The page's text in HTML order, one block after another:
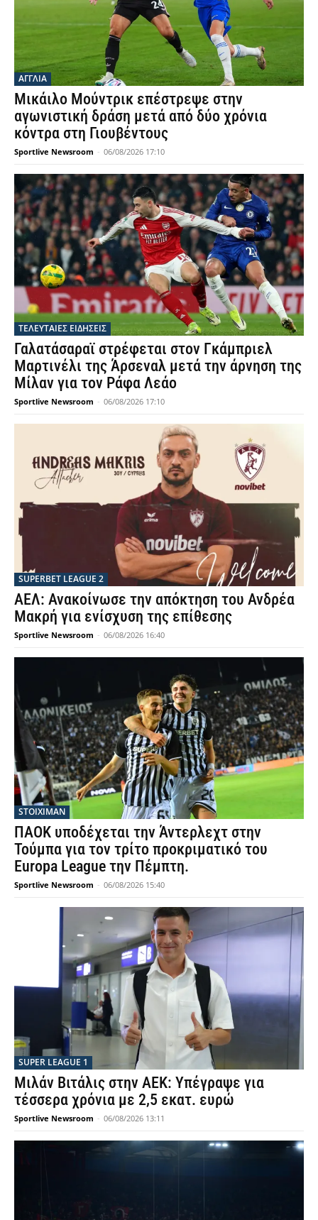
ΑΓΓΛΙΑ
Μικάιλο Μούντρικ επέστρεψε στην
αγωνιστική δράση μετά από δύο χρόνια
κόντρα στη Γιουβέντους
Sportlive Newsroom - 06/08/2026 17:10
ΤΕΛΕΥΤΑΙΕΣ ΕΙΔΗΣΕΙΣ
Γαλατάσαραϊ στρέφεται στον Γκάμπριελ
Μαρτινέλι της Άρσεναλ μετά την άρνηση της
Μίλαν για τον Ράφα Λεάο
Sportlive Newsroom - 06/08/2026 17:10
SUPERBET LEAGUE 2
ΑΕΛ: Ανακοίνωσε την απόκτηση του Ανδρέα
Μακρή για ενίσχυση της επίθεσης
Sportlive Newsroom - 06/08/2026 16:40
STOIXIMAN
ΠΑΟΚ υποδέχεται την Άντερλεχτ στην
Τούμπα για τον τρίτο προκριματικό του
Europa League την Πέμπτη.
Sportlive Newsroom - 06/08/2026 15:40
SUPER LEAGUE 1
Μιλάν Βιτάλις στην ΑΕΚ: Υπέγραψε για
τέσσερα χρόνια με 2,5 εκατ. ευρώ
Sportlive Newsroom - 06/08/2026 13:11